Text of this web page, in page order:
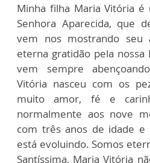
Minha filha Maria Vitória é
Senhora Aparecida, que
vem nos mostrando seu
eterna gratidão pela nossa
vem sempre
Vitória nasceu com os
muito amor, fé e
normalmente aos nove
com três anos de idade e
está evoluindo. Somos
Santíssima, Maria Vitória